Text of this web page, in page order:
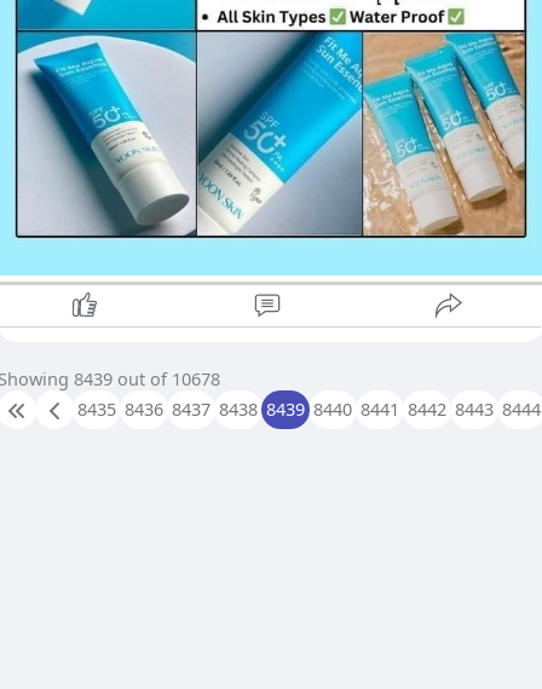
8439 out of 10678
8435 8436 8437 8438 8439 8440 8441 8442 8443 8444